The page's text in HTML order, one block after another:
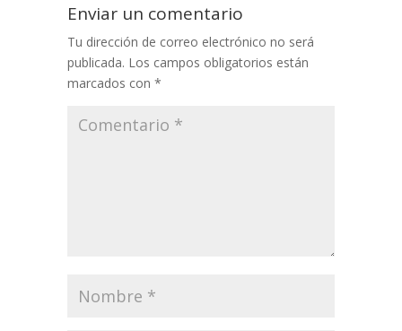
Enviar un comentario
Tu dirección de correo electrónico no será
publicada. Los campos obligatorios están
marcados con *